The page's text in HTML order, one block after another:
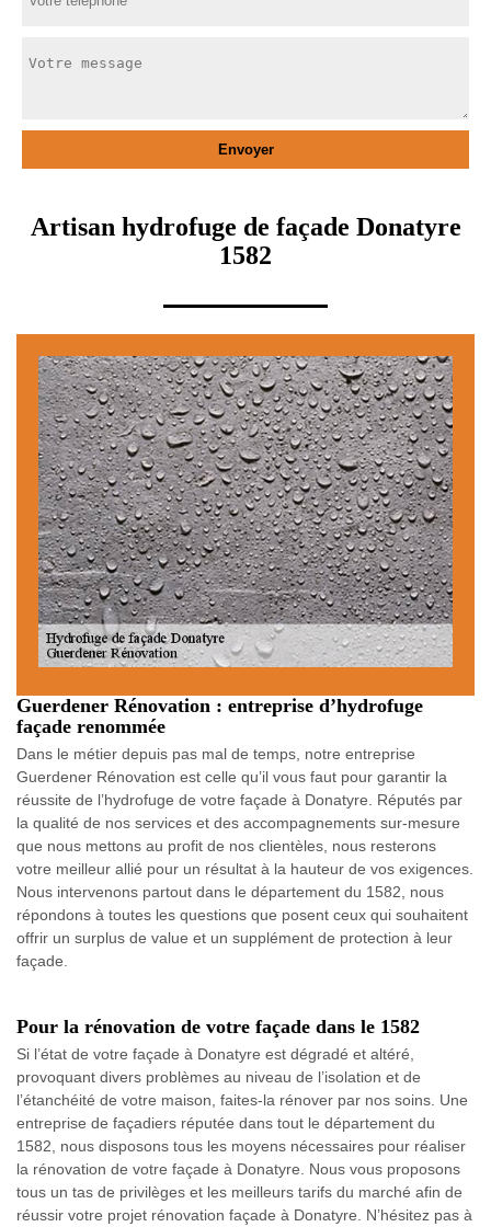
Artisan hydrofuge de façade Donatyre
1582
Guerdener Rénovation : entreprise d’hydrofuge
façade renommée
Dans le métier depuis pas mal de temps, notre entreprise
Guerdener Rénovation est celle qu’il vous faut pour garantir la
réussite de l’hydrofuge de votre façade à Donatyre. Réputés par
la qualité de nos services et des accompagnements sur-mesure
que nous mettons au profit de nos clientèles, nous resterons
votre meilleur allié pour un résultat à la hauteur de vos exigences.
Nous intervenons partout dans le département du 1582, nous
répondons à toutes les questions que posent ceux qui souhaitent
offrir un surplus de value et un supplément de protection à leur
façade.
Pour la rénovation de votre façade dans le 1582
Si l’état de votre façade à Donatyre est dégradé et altéré,
provoquant divers problèmes au niveau de l’isolation et de
l’étanchéité de votre maison, faites-la rénover par nos soins. Une
entreprise de façadiers réputée dans tout le département du
1582, nous disposons tous les moyens nécessaires pour réaliser
la rénovation de votre façade à Donatyre. Nous vous proposons
tous un tas de privilèges et les meilleurs tarifs du marché afin de
réussir votre projet rénovation façade à Donatyre. N’hésitez pas à